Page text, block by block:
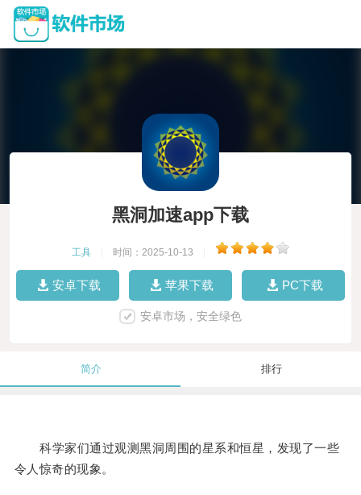
黑洞加速app下载
工具 时间：2025-10-13
安卓下载 苹果下载 PC下载
安卓市场，安全绿色
简介 排行
科学家们通过观测黑洞周围的星系和恒星，发现了一些
令人惊奇的现象。